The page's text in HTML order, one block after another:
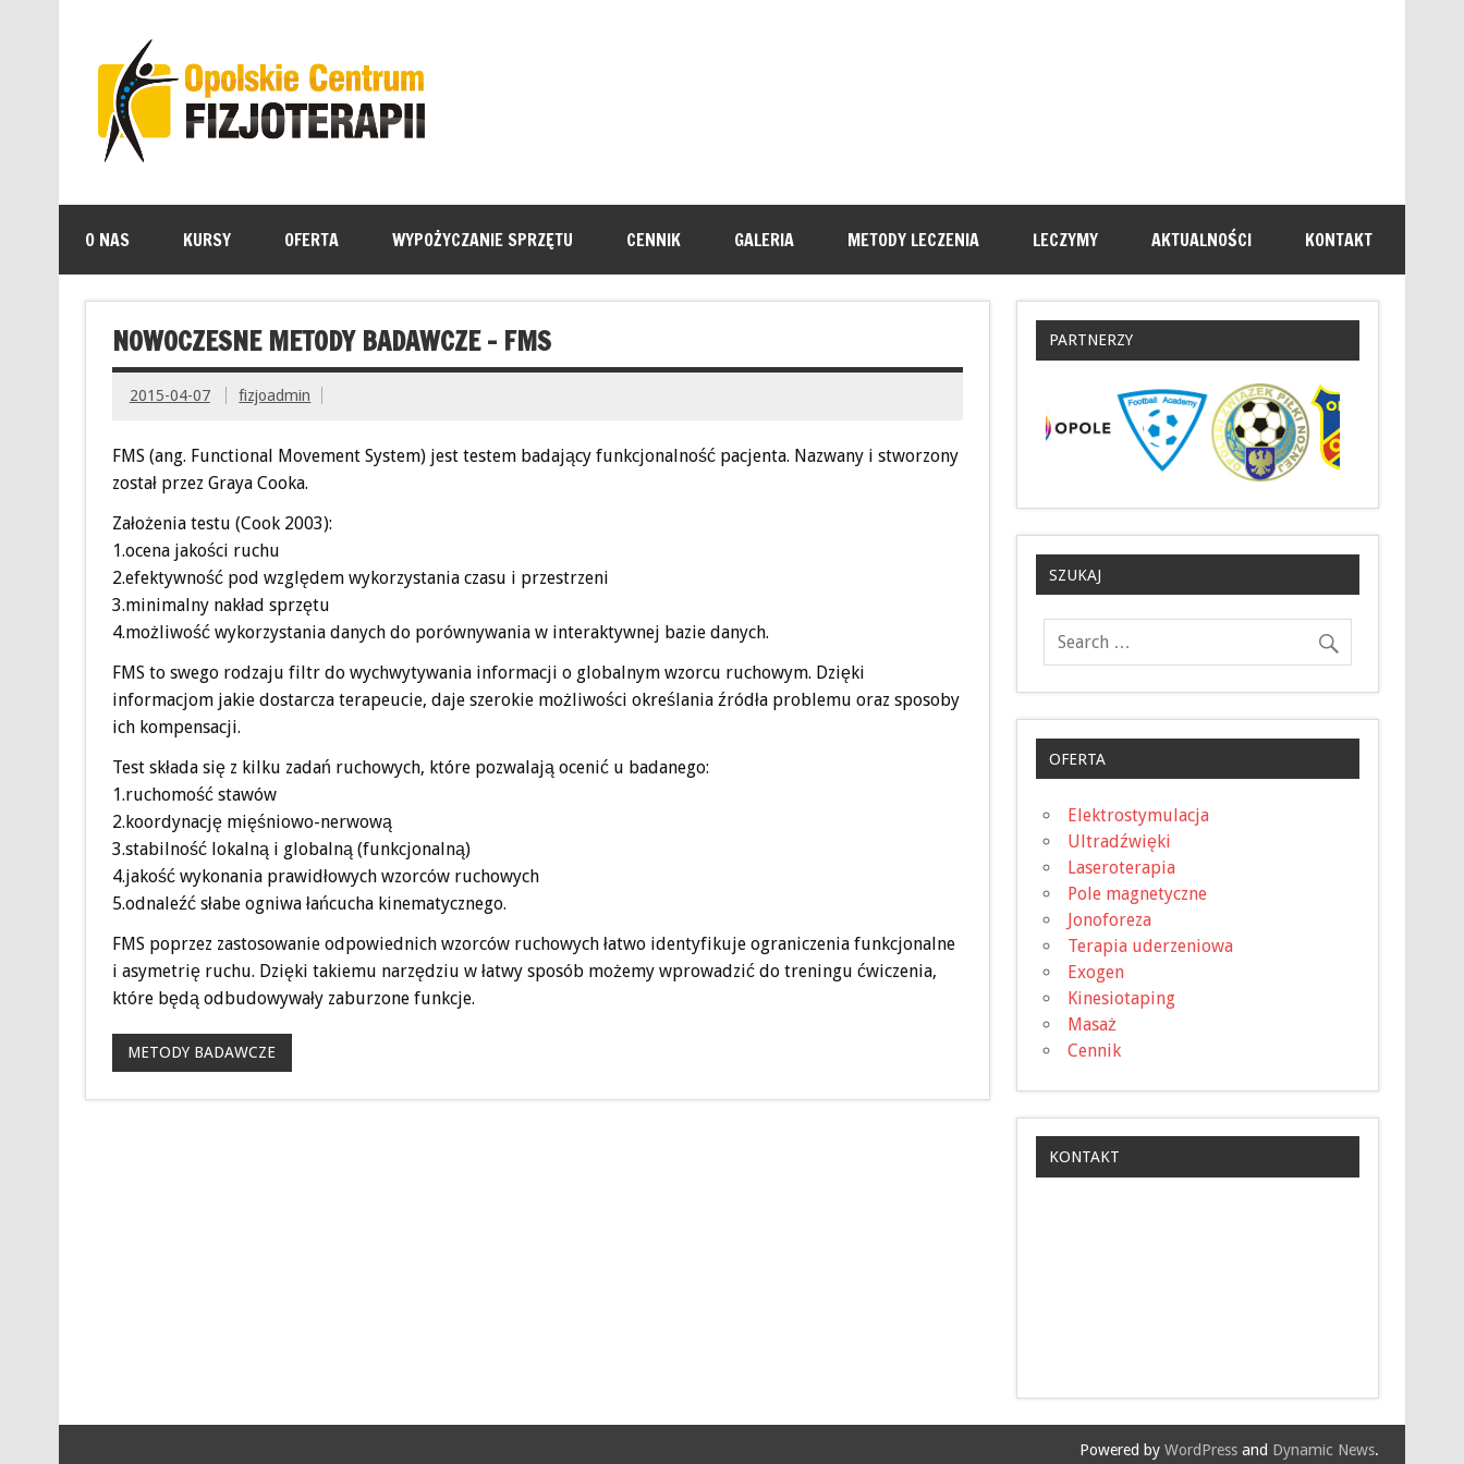
O NAS KURSY OFERTA WYPOŻYCZANIE SPRZĘTU CENNIK GALERIA METODY LECZENIA LECZYMY AKTUALNOŚCI KONTAKT
NOWOCZESNE METODY BADAWCZE – FMS
2015-04-07 fizjoadmin
FMS (ang. Functional Movement System) jest testem badający funkcjonalność pacjenta. Nazwany i stworzony
został przez Graya Cooka.
Założenia testu (Cook 2003):
1.ocena jakości ruchu
2.efektywność pod względem wykorzystania czasu i przestrzeni
3.minimalny nakład sprzętu
4.możliwość wykorzystania danych do porównywania w interaktywnej bazie danych.
FMS to swego rodzaju filtr do wychwytywania informacji o globalnym wzorcu ruchowym. Dzięki
informacjom jakie dostarcza terapeucie, daje szerokie możliwości określania źródła problemu oraz sposoby
ich kompensacji.
Test składa się z kilku zadań ruchowych, które pozwalają ocenić u badanego:
1.ruchomość stawów
2.koordynację mięśniowo-nerwową
3.stabilność lokalną i globalną (funkcjonalną)
4.jakość wykonania prawidłowych wzorców ruchowych
5.odnaleźć słabe ogniwa łańcucha kinematycznego.
FMS poprzez zastosowanie odpowiednich wzorców ruchowych łatwo identyfikuje ograniczenia funkcjonalne
i asymetrię ruchu. Dzięki takiemu narzędziu w łatwy sposób możemy wprowadzić do treningu ćwiczenia,
które będą odbudowywały zaburzone funkcje.
METODY BADAWCZE
PARTNERZY
SZUKAJ
OFERTA
Elektrostymulacja
Ultradźwięki
Laseroterapia
Pole magnetyczne
Jonoforeza
Terapia uderzeniowa
Exogen
Kinesiotaping
Masaż
Cennik
KONTAKT
Powered byWordPress and Dynamic News.